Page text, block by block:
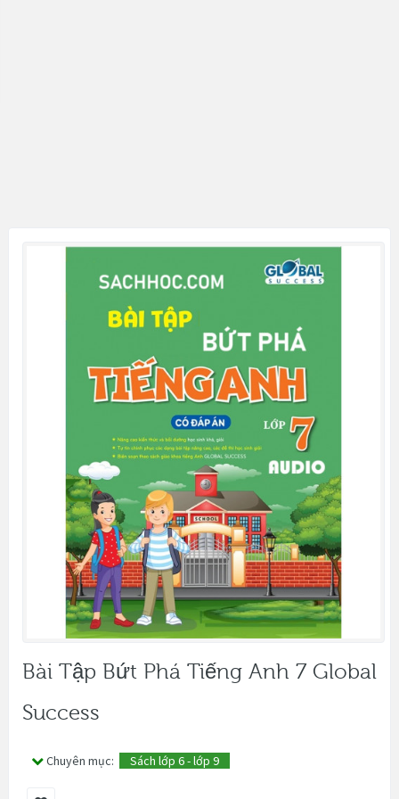
Bài Tập Bứt Phá Tiếng Anh 7 Global
Success
Chuyên mục: Sách lớp 6 - lớp 9